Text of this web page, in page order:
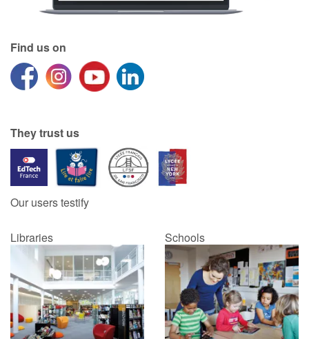
Find us on
They trust us
Our users testify
Libraries Schools